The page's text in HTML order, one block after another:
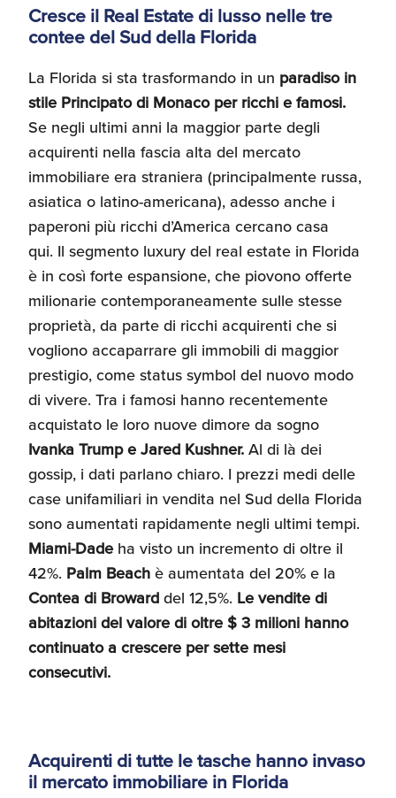
Cresce il Real Estate di lusso nelle tre
contee del Sud della Florida
La Florida si sta trasformando in un paradiso in
stile Principato di Monaco per ricchi e famosi.
Se negli ultimi anni la maggior parte degli
acquirenti nella fascia alta del mercato
immobiliare era straniera (principalmente russa,
asiatica o latino-americana), adesso anche i
paperoni più ricchi d’America cercano casa
qui. Il segmento luxury del real estate in Florida
è in così forte espansione, che piovono offerte
milionarie contemporaneamente sulle stesse
proprietà, da parte di ricchi acquirenti che si
vogliono accaparrare gli immobili di maggior
prestigio, come status symbol del nuovo modo
di vivere. Tra i famosi hanno recentemente
acquistato le loro nuove dimore da sogno
Ivanka Trump e Jared Kushner.Al di là dei
gossip, i dati parlano chiaro. I prezzi medi delle
case unifamiliari in vendita nel Sud della Florida
sono aumentati rapidamente negli ultimi tempi.
Miami-Dade ha visto un incremento di oltre il
42%. Palm Beachè aumentata del 20% e la
Contea di Browarddel 12,5%. Le vendite di
abitazioni del valore di oltre $ 3 milioni hanno
continuato a crescere per sette mesi
consecutivi.
Acquirenti di tutte le tasche hanno invaso
il mercato immobiliare in Florida